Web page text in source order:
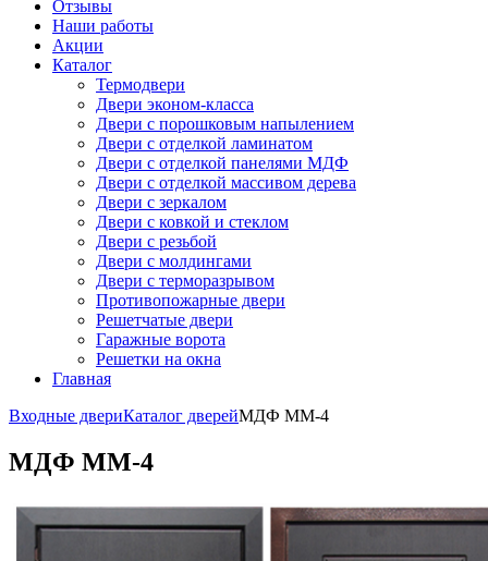
Отзывы
Наши работы
Акции
Каталог
Термодвери
Двери эконом-класса
Двери с порошковым напылением
Двери с отделкой ламинатом
Двери с отделкой панелями МДФ
Двери с отделкой массивом дерева
Двери с зеркалом
Двери с ковкой и стеклом
Двери с резьбой
Двери с молдингами
Двери с терморазрывом
Противопожарные двери
Решетчатые двери
Гаражные ворота
Решетки на окна
Главная
Входные двериКаталог дверейМДФ ММ-4
МДФ ММ-4